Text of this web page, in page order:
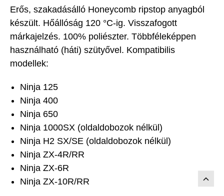
Erős, szakadásálló Honeycomb ripstop anyagból
készült. Hőállóság 120 °C-ig. Visszafogott
márkajelzés. 100% poliészter. Többféleképpen
használható (háti) szütyővel. Kompatibilis
modellek:
Ninja 125
Ninja 400
Ninja 650
Ninja 1000SX (oldaldobozok nélkül)
Ninja H2 SX/SE (oldaldobozok nélkül)
Ninja ZX-4R/RR
Ninja ZX-6R
Ninja ZX-10R/RR